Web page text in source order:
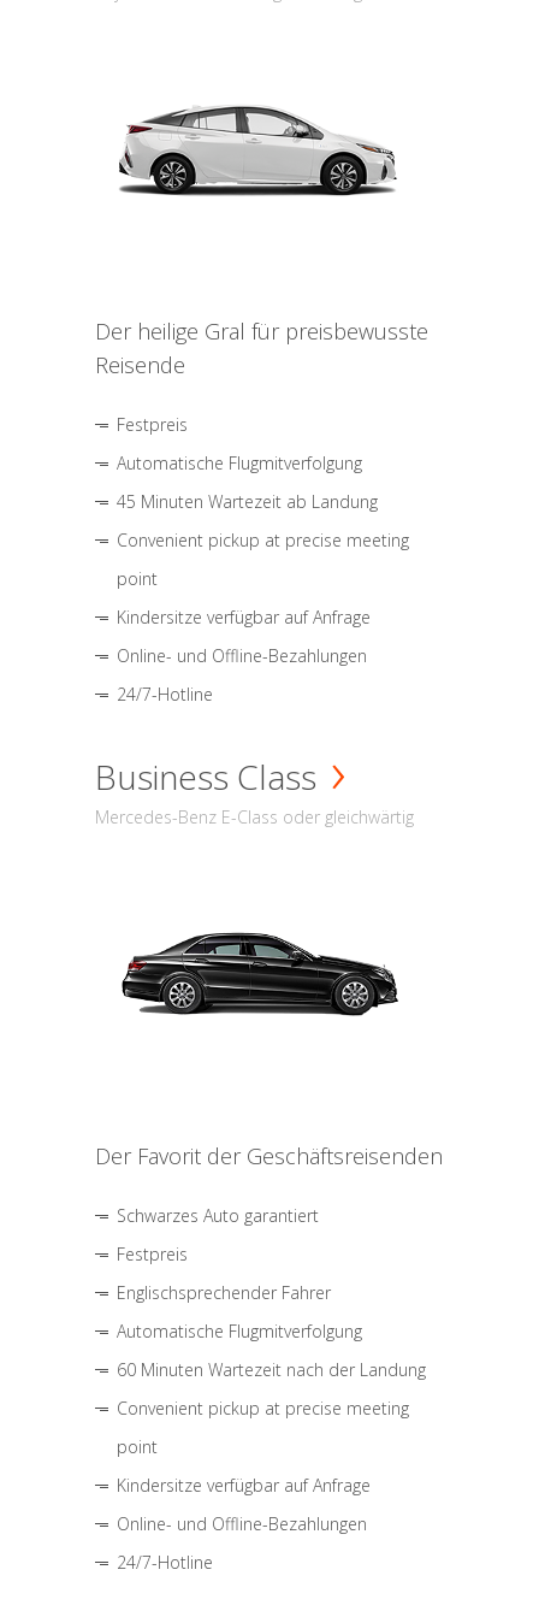
Der heilige Gral für preisbewusste
Reisende
Festpreis
Automatische Flugmitverfolgung
45 Minuten Wartezeit ab Landung
Convenient pickup at precise meeting
point
Kindersitze verfügbar auf Anfrage
Online- und Offline-Bezahlungen
24/7-Hotline
Business Class
Mercedes-Benz E-Class oder gleichwärtig
Der Favorit der Geschäftsreisenden
Schwarzes Auto garantiert
Festpreis
Englischsprechender Fahrer
Automatische Flugmitverfolgung
60 Minuten Wartezeit nach der Landung
Convenient pickup at precise meeting
point
Kindersitze verfügbar auf Anfrage
Online- und Offline-Bezahlungen
24/7-Hotline